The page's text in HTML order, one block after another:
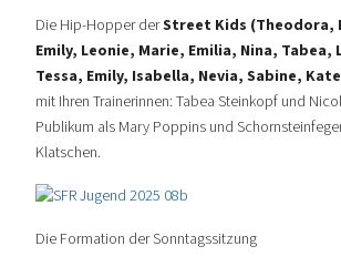
Die Hip-Hopper derStreet Kids (Theodora,
Emily, Leonie, Marie, Emilia, Nina, Tabea,
Tessa, Emily, Isabella, Nevia, Sabine,
mit Ihren Trainerinnen: Tabea Steinkopf und
Publikum als Mary Poppins und
Klatschen.
Die Formation der Sonntagssitzung